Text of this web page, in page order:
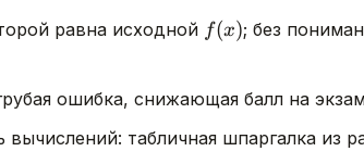
равна исходной f(x)
f(x); без
ошибка, снижающая балл на
табличная шпаргалка из